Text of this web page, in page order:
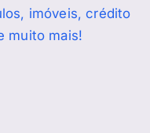
imóveis, crédito
muito mais!